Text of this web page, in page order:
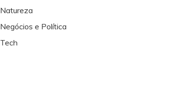
Natureza
Negócios e Política
Tech